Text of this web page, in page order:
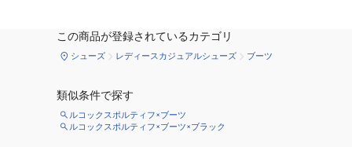
この商品が登録されているカテゴリ
シューズ レディースカジュアルシューズ ブーツ
類似条件で探す
ルコックスポルティフ×ブーツ
ルコックスポルティフ×ブーツ×ブラック